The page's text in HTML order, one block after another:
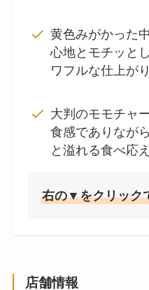
黄色みがかった
心地とモチッと
ワフルな仕上がり
大判のモモチャ
食感でありなが
と溢れる食べ応
右の▼をクリック
店舗情報